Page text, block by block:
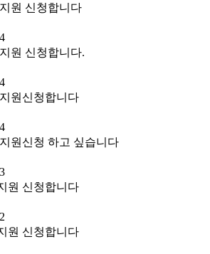
원 신청합니다
원 신청합니다.
원신청합니다
원신청 하고 싶습니다
원 신청합니다
원 신청합니다